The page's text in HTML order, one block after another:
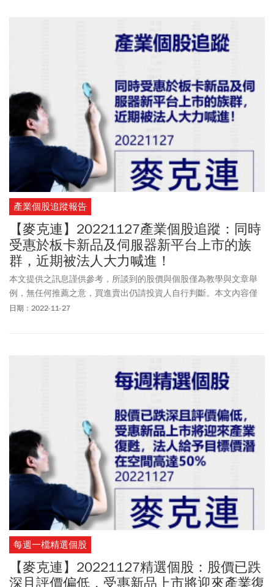
估計到了2026年，台灣IC設計業的全球市佔率將從2022年的18%降
至17%；反觀中國IC全球市佔率，同期可望從15%提高至18%。 白皮
肯定將以政策大力協助陸廠進攻成熟製程的產品，未來陸廠及台廠
高度交集且中國至少已有10%全球市佔率的產品別，將成為台灣IC設
計業競爭壓力最大的地方。這些領域包括了消費型系統晶片SoC（從
7奈米至28奈米），以及成熟製程（40奈米以上）的消費型IC、類比
IC、功率IC與Discrete IC（MOSFET/IGBT）等。
產業個股追蹤報告
【麥克連】20221127產業個股追蹤：同時
受惠於板卡新品及伺服器新平台上市的族
群，近期被法人大力喊進！
本文提供之訊息謹供參考，所談到的股價與個股僅為教學與文章舉
例，無任何推薦之意，買進賣出仍請投資人自行判斷。本文內容僅
供訂閱戶本人使用，非經授權嚴禁任何翻印、轉載，或以任何型態
日期：2022-11-27
每週一檔精選個股
【麥克連】20221127精選個股：股價已跌
深且評價偏低，受惠新品上市將迎來產業復